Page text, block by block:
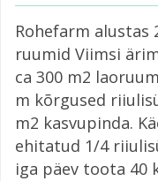
Rohefarm alustas
ruumid Viimsi
ca 300 m2
m kõrgused
m2 kasvupinda.
ehitatud 1/4
iga päev toota 40